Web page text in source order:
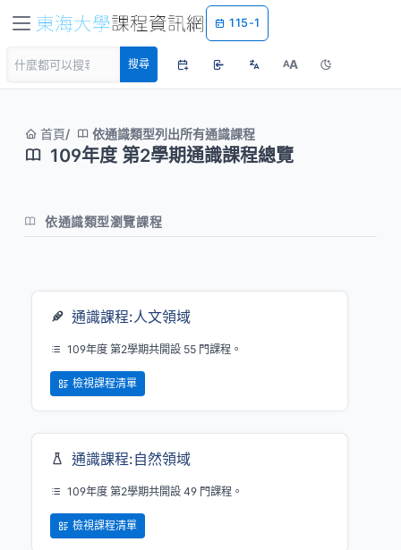
115-1
搜尋 AA
首頁 依通識類型列出所有通識課程
109年度 第2學期通識課程總覽
依通識類型瀏覽課程
通識課程:人文領域
109年度 第2學期共開設 55 門課程。
檢視課程清單
通識課程:自然領域
109年度 第2學期共開設 49 門課程。
檢視課程清單